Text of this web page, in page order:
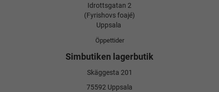
Idrottsgatan 2
(Fyrishovs foajé)
Uppsala
Öppettider
Simbutiken lagerbutik
Skäggesta 201
75592 Uppsala